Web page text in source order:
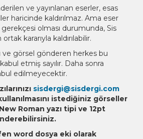
ve yayınlanan eserler, esas
haricinde kaldırılmaz. Ama eser
olması durumunda, Sis
kararıyla kaldırılabilir.
ve görsel gönderen herkes bu
etmiş sayılır. Daha sonra
edilmeyecektir.
sisdergi@sisdergi.com
istediğiniz görseller
Roman yazı tipi ve 12pt
word dosya eki olarak